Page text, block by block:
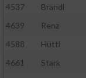
4537
Brandl
4639
Renz
4588
Hüttl
4661
Stark